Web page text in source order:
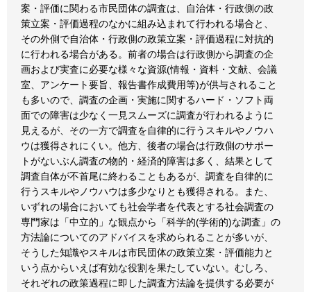
案・評価に関わる市民団体の調査は、自治体・行政側の政
策立案・評価過程のなかに組み込まれて行われる場合と、
その外側で自治体・行政側の政策立案・評価過程に対抗的
に行われる場合がある。前者の場合は行政側から調査の企
画および実査に必要な様々な資源(情報・資料・文献、会議
室、アンケート要旨、報告書作成費用等)が供与されること
も多いので、調査の企画・実施に関するハード・ソフト両
面での障害は少なく一見スムーズに調査が行われるように
見えるが、その一方で調査を自律的に行うスキルやノウハ
ウは獲得されにくい。他方、後者の場合は行政側のサポー
トがないぶん調査の物的・経済的障害は多く、結果として
調査自体が不首尾に終わることもあるが、調査を自律的に
行うスキルやノウハウは多少なりとも獲得される。また、
いずれの場合においても社会学者を代表とする社会調査の
専門家は「中立的」な観点から「科学的(学術的)な調査」の
方法論についてのアドバイスを求められることが多いが、
そうした知識やスキルは市民団体の政策立案・評価能力と
いう点からいえば有効な役割を果たしていない。むしろ、
それぞれの政策過程に即した調査方法論を提供する必要が